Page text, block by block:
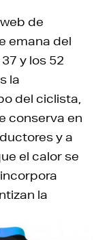
de
emana del
y los 52
la
del ciclista,
conserva en
y a
el calor se
la